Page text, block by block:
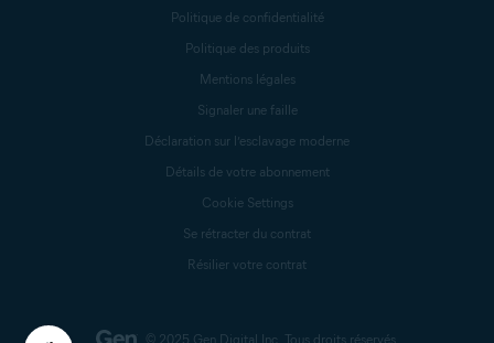
© 2025 Gen Digital Inc. Tous droits réservés.
Politique de confidentialité
Politique des produits
Mentions légales
Signaler une faille
Déclaration sur l’esclavage moderne
Détails de votre abonnement
Cookie Settings
Se rétracter du contrat
Résilier votre contrat